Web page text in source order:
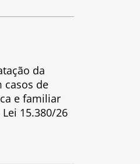
da
casos de
e familiar
15.380/26